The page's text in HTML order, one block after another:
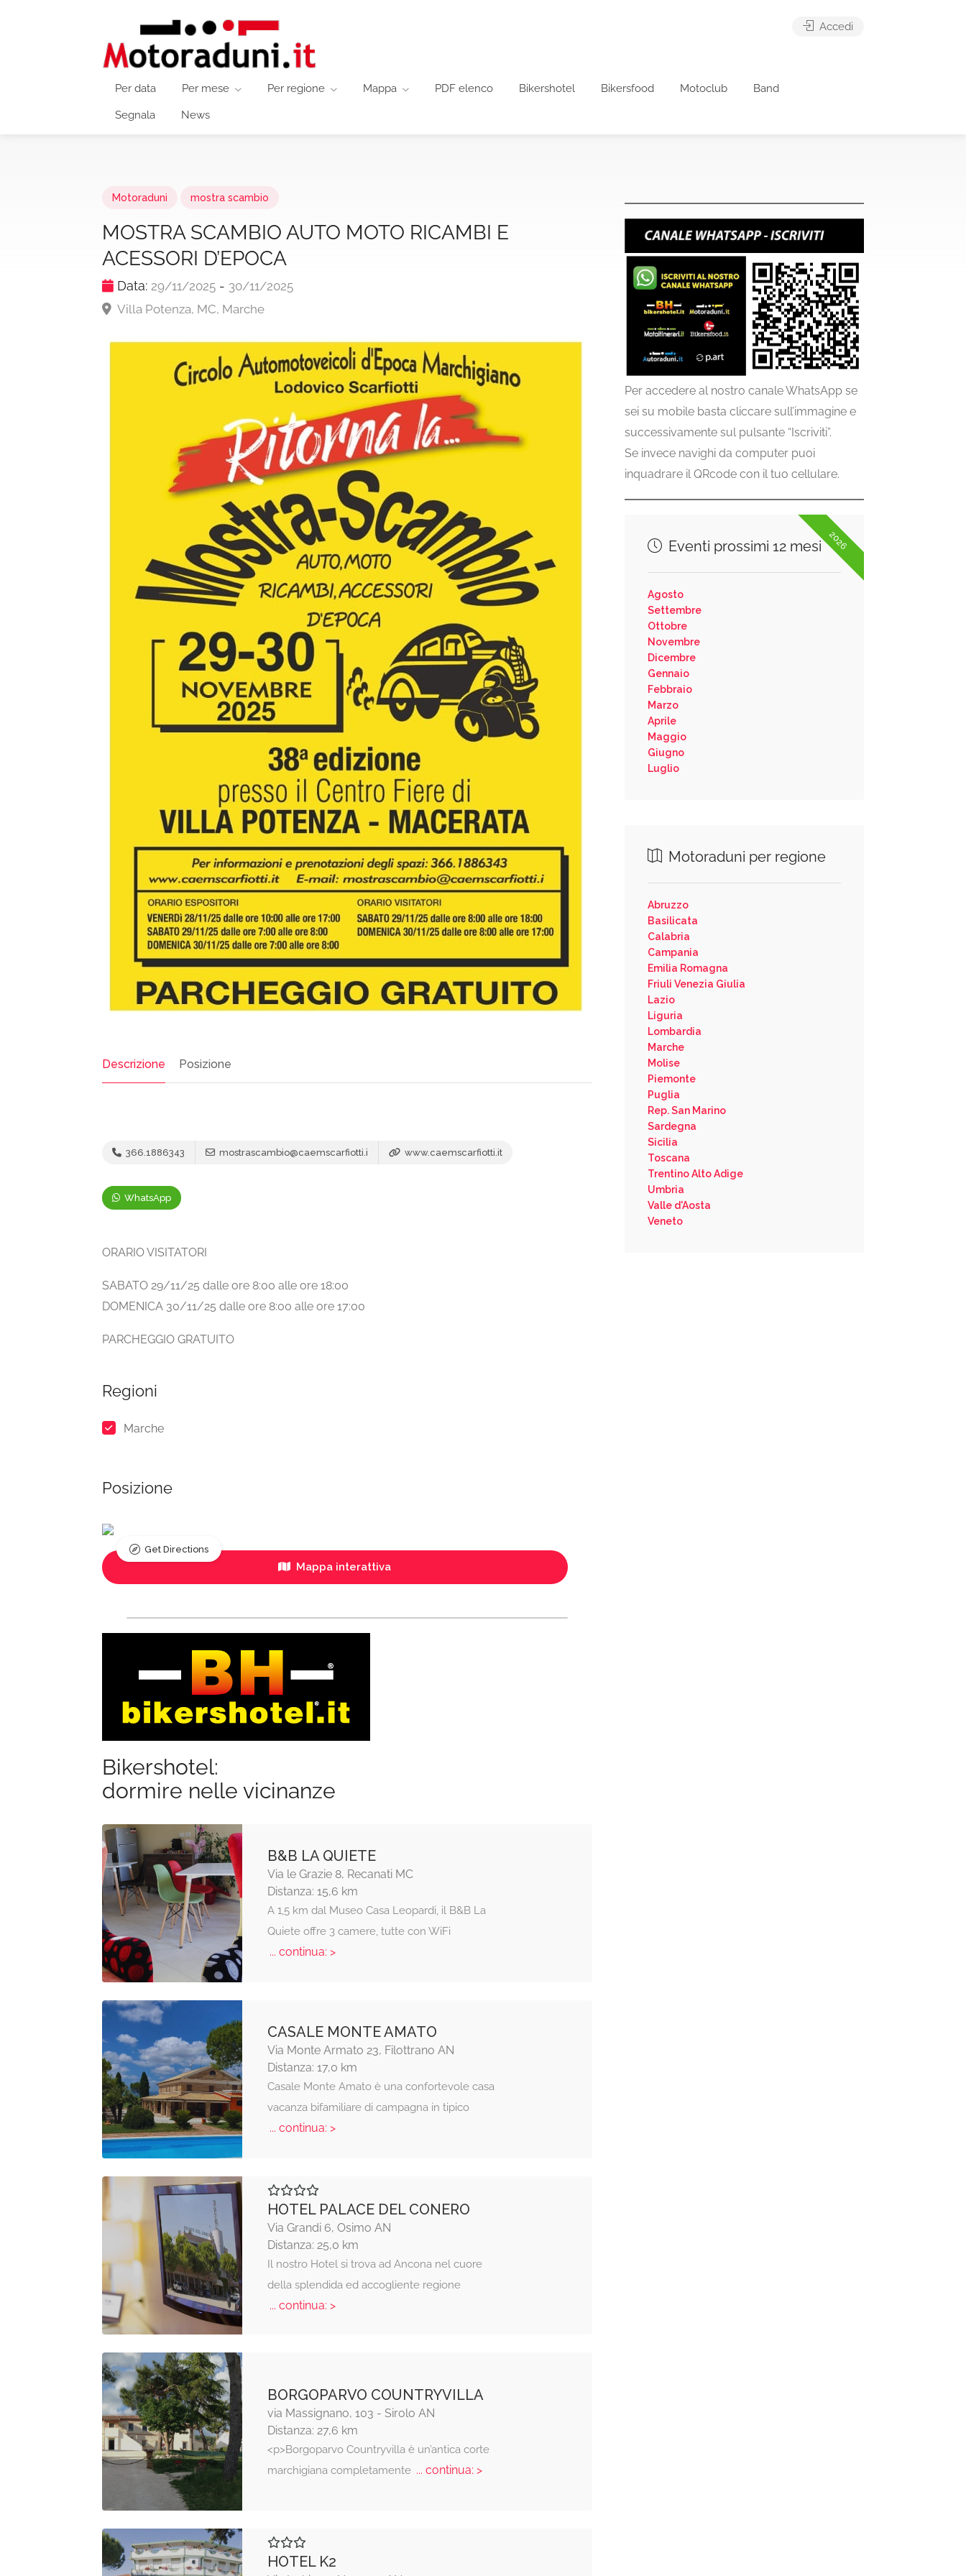
Per data Per mese Per regione Mappa PDF elenco Bikershotel Bikersfood Motoclub Band
Segnala News
Accedi
Motoraduni mostra scambio
MOSTRA SCAMBIO AUTO MOTO RICAMBI E
ACESSORI D’EPOCA
Data: 29/11/2025 - 30/11/2025
Villa Potenza, MC, Marche
Descrizione Posizione
366.1886343 mostrascambio@caemscarfiotti.i www.caemscarfiotti.it
WhatsApp
ORARIO VISITATORI
SABATO 29/11/25 dalle ore 8:00 alle ore 18:00
DOMENICA 30/11/25 dalle ore 8:00 alle ore 17:00
PARCHEGGIO GRATUITO
Regioni
Marche
Posizione
Mappa interattiva
Get Directions
Bikershotel:
dormire nelle vicinanze
B&B LA QUIETE
Via le Grazie 8, Recanati MC
Distanza: 15,6 km
A 1,5 km dal Museo Casa Leopardi, il B&B La
Quiete offre 3 camere, tutte con WiFi
... continua: >
CASALE MONTE AMATO
Via Monte Armato 23, Filottrano AN
Distanza: 17,0 km
Casale Monte Amato è una confortevole casa
vacanza bifamiliare di campagna in tipico
... continua: >
HOTEL PALACE DEL CONERO
Via Grandi 6, Osimo AN
Distanza: 25,0 km
Il nostro Hotel si trova ad Ancona nel cuore
della splendida ed accogliente regione
... continua: >
BORGOPARVO COUNTRYVILLA
via Massignano, 103 - Sirolo AN
Distanza: 27,6 km
<p>Borgoparvo Countryvilla è un’antica corte
marchigiana completamente... continua: >
HOTEL K2
Per accedere al nostro canale WhatsApp se
sei su mobile basta cliccare sull’immagine e
successivamente sul pulsante “Iscriviti”.
Se invece navighi da computer puoi
inquadrare il QRcode con il tuo cellulare.
2026
Eventi prossimi 12 mesi
Agosto
Settembre
Ottobre
Novembre
Dicembre
Gennaio
Febbraio
Marzo
Aprile
Maggio
Giugno
Luglio
Motoraduni per regione
Abruzzo
Basilicata
Calabria
Campania
Emilia Romagna
Friuli Venezia Giulia
Lazio
Liguria
Lombardia
Marche
Molise
Piemonte
Puglia
Rep. San Marino
Sardegna
Sicilia
Toscana
Trentino Alto Adige
Umbria
Valle d'Aosta
Veneto